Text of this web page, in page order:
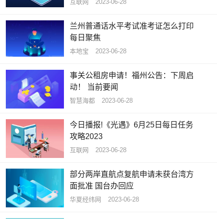
互联网 2023-06-28
兰州普通话水平考试准考证怎么打印
每日聚焦
本地宝 2023-06-28
事关公租房申请！福州公告：下周启
动！ 当前要闻
智慧海都 2023-06-28
今日播报!《光遇》6月25日每日任务
攻略2023
互联网 2023-06-28
部分两岸直航点复航申请未获台湾方
面批准 国台办回应
华夏经纬网 2023-06-28